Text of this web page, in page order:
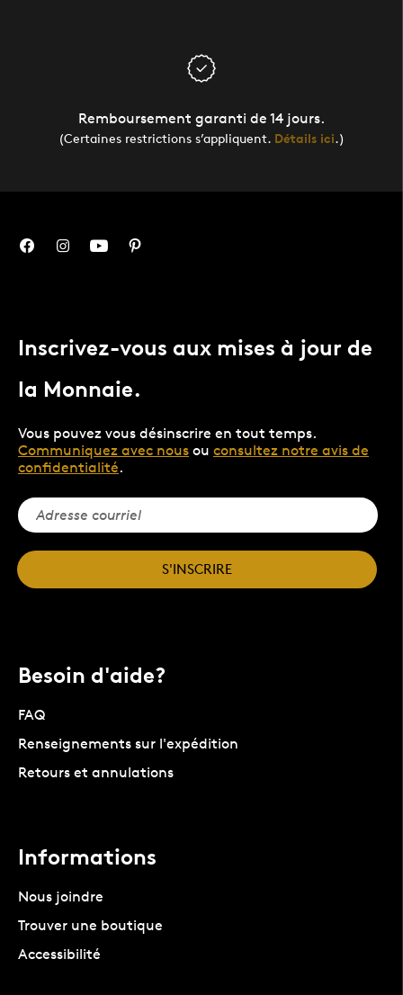
Remboursement garanti de 14 jours.
(Certaines restrictions s’appliquent. Détails ici.)
Inscrivez-vous aux mises à jour de
la Monnaie.
Vous pouvez vous désinscrire en tout temps.
Communiquez avec nous ou consultez notre avis de
confidentialité.
S'INSCRIRE
Besoin d'aide?
FAQ
Renseignements sur l'expédition
Retours et annulations
Informations
Nous joindre
Trouver une boutique
Accessibilité